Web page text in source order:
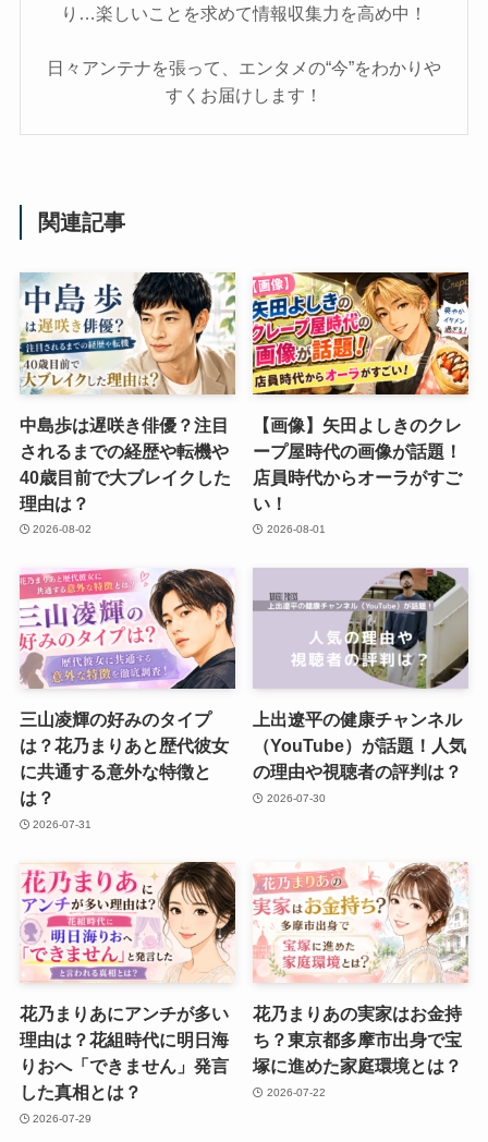
り…楽しいことを求めて情報収集力を高め中！
日々アンテナを張って、エンタメの“今”をわかりや
すくお届けします！
関連記事
中島歩は遅咲き俳優？注目
されるまでの経歴や転機や
40歳目前で大ブレイクした
理由は？
2026-08-02
【画像】矢田よしきのクレ
ープ屋時代の画像が話題！
店員時代からオーラがすご
い！
2026-08-01
三山凌輝の好みのタイプ
は？花乃まりあと歴代彼女
に共通する意外な特徴と
は？
2026-07-31
上出遼平の健康チャンネル
（YouTube）が話題！人気
の理由や視聴者の評判は？
2026-07-30
花乃まりあにアンチが多い
理由は？花組時代に明日海
りおへ「できません」発言
した真相とは？
2026-07-29
花乃まりあの実家はお金持
ち？東京都多摩市出身で宝
塚に進めた家庭環境とは？
2026-07-22